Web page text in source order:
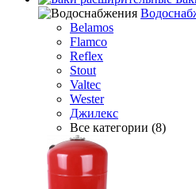
Belamos
Flamco
Reflex
Stout
Valtec
Wester
Джилекс
Все категории (8)